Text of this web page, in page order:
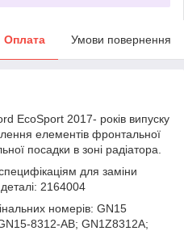
Оплата Умови повернення
EcoSport 2017- років випуску
елементів фронтальної
посадки в зоні радіатора.
для заміни
2164004
номерів: GN15
8312-AB; GN1Z8312A;